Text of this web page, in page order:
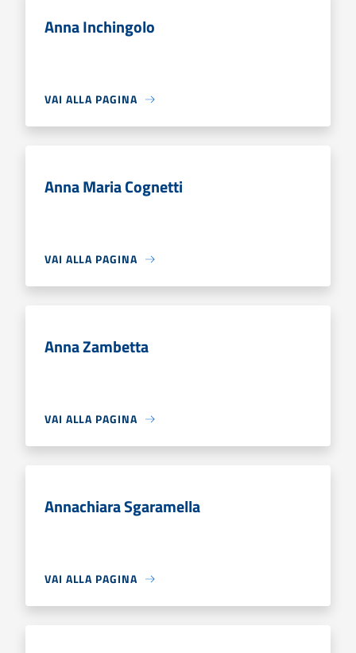
Anna Inchingolo
VAI ALLA PAGINA
Anna Maria Cognetti
VAI ALLA PAGINA
Anna Zambetta
VAI ALLA PAGINA
Annachiara Sgaramella
VAI ALLA PAGINA